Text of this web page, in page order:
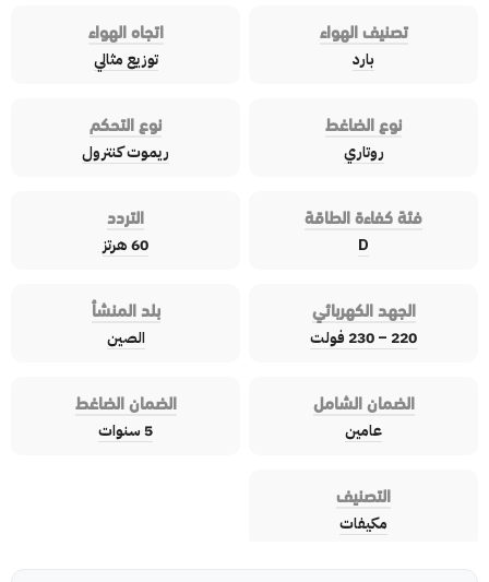
تصنيف الهواء
بارد
اتجاه الهواء
توزيع مثالي
نوع الضاغط
روتاري
نوع التحكم
ريموت كنترول
فئة كفاءة الطاقة
D
التردد
60 هرتز
الجهد الكهربائي
220 – 230 فولت
بلد المنشأ
الصين
الضمان الشامل
عامين
الضمان الضاغط
5 سنوات
التصنيف
مكيفات